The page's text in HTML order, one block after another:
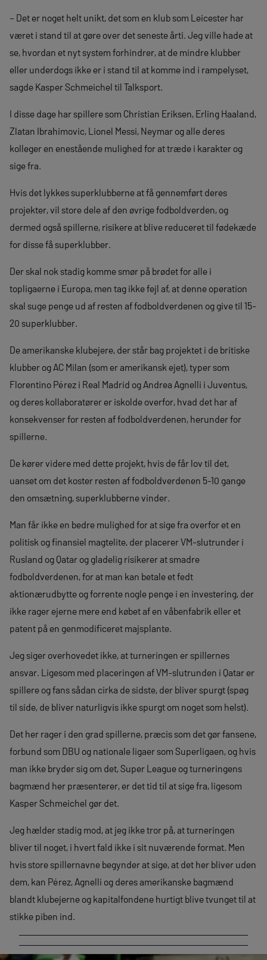
– Det er noget helt unikt, det som en klub som Leicester har
været i stand til at gøre over det seneste årti. Jeg ville hade at
se, hvordan et nyt system forhindrer, at de mindre klubber
eller underdogs ikke er i stand til at komme ind i rampelyset,
sagde Kasper Schmeichel til Talksport.
I disse dage har spillere som Christian Eriksen, Erling Haaland,
Zlatan Ibrahimovic, Lionel Messi, Neymar og alle deres
kolleger en enestående mulighed for at træde i karakter og
sige fra.
Hvis det lykkes superklubberne at få gennemført deres
projekter, vil store dele af den øvrige fodboldverden, og
dermed også spillerne, risikere at blive reduceret til fødekæde
for disse få superklubber.
Der skal nok stadig komme smør på brødet for alle i
topligaerne i Europa, men tag ikke fejl af, at denne operation
skal suge penge ud af resten af fodboldverdenen og give til 15-
20 superklubber.
De amerikanske klubejere, der står bag projektet i de britiske
klubber og AC Milan (som er amerikansk ejet), typer som
Florentino Pérez i Real Madrid og Andrea Agnelli i Juventus,
og deres kollaboratører er iskolde overfor, hvad det har af
konsekvenser for resten af fodboldverdenen, herunder for
spillerne.
De kører videre med dette projekt, hvis de får lov til det,
uanset om det koster resten af fodboldverdenen 5-10 gange
den omsætning, superklubberne vinder.
Man får ikke en bedre mulighed for at sige fra overfor et en
politisk og finansiel magtelite, der placerer VM-slutrunder i
Rusland og Qatar og gladelig risikerer at smadre
fodboldverdenen, for at man kan betale et fedt
aktionærudbytte og forrente nogle penge i en investering, der
ikke rager ejerne mere end købet af en våbenfabrik eller et
patent på en genmodificeret majsplante.
Jeg siger overhovedet ikke, at turneringen er spillernes
ansvar. Ligesom med placeringen af VM-slutrunden i Qatar er
spillere og fans sådan cirka de sidste, der bliver spurgt (spøg
til side, de bliver naturligvis ikke spurgt om noget som helst).
Det her rager i den grad spillerne, præcis som det gør fansene,
forbund som DBU og nationale ligaer som Superligaen, og hvis
man ikke bryder sig om det, Super League og turneringens
bagmænd her præsenterer, er det tid til at sige fra, ligesom
Kasper Schmeichel gør det.
Jeg hælder stadig mod, at jeg ikke tror på, at turneringen
bliver til noget, i hvert fald ikke i sit nuværende format. Men
hvis store spillernavne begynder at sige, at det her bliver uden
dem, kan Pérez, Agnelli og deres amerikanske bagmænd
blandt klubejerne og kapitalfondene hurtigt blive tvunget til at
stikke piben ind.